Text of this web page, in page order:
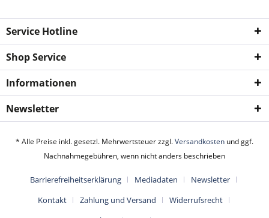
Service Hotline
Shop Service
Informationen
Newsletter
* Alle Preise inkl. gesetzl. Mehrwertsteuer zzgl.Versandkosten und ggf.
Nachnahmegebühren, wenn nicht anders beschrieben
Barrierefreiheitserklärung Mediadaten
Newsletter
Kontakt
Zahlung und Versand
Widerrufsrecht